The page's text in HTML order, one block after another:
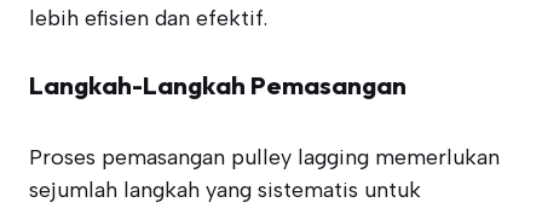
lebih efisien dan efektif.
Langkah-Langkah Pemasangan
Proses pemasangan pulley lagging memerlukan
sejumlah langkah yang sistematis untuk